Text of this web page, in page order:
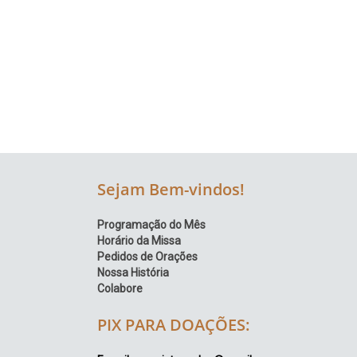
Sejam Bem-vindos!
Programação do Mês
Horário da Missa
Pedidos de Orações
Nossa História
Colabore
PIX PARA DOAÇÕES: